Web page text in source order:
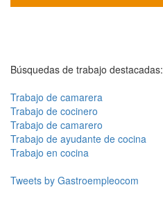
Búsquedas de trabajo destacadas:
Trabajo de camarera
Trabajo de cocinero
Trabajo de camarero
Trabajo de ayudante de cocina
Trabajo en cocina
Tweets by Gastroempleocom